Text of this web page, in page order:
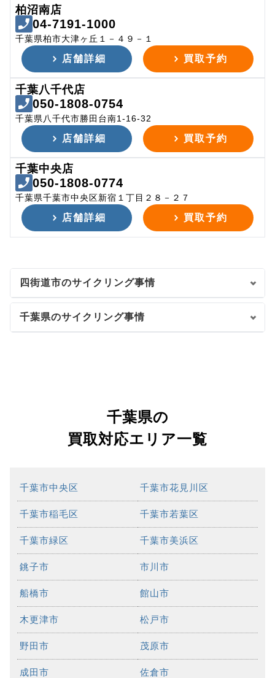
柏沼南店
04-7191-1000
千葉県柏市大津ヶ丘１－４９－１
店舗詳細 買取予約
千葉八千代店
050-1808-0754
千葉県八千代市勝田台南1-16-32
店舗詳細 買取予約
千葉中央店
050-1808-0774
千葉県千葉市中央区新宿１丁目２８－２７
店舗詳細 買取予約
四街道市のサイクリング事情
千葉県のサイクリング事情
千葉県の
買取対応エリア一覧
千葉市中央区 千葉市花見川区
千葉市稲毛区 千葉市若葉区
千葉市緑区 千葉市美浜区
銚子市 市川市
船橋市 館山市
木更津市 松戸市
野田市 茂原市
成田市 佐倉市